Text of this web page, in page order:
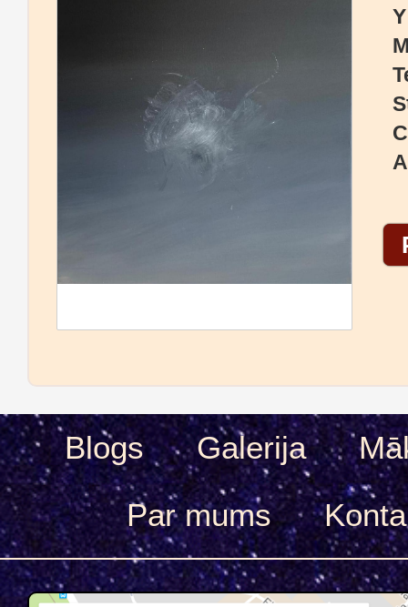
Blogs Galerija
Par mums